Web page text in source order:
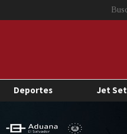
Deportes Jet Set